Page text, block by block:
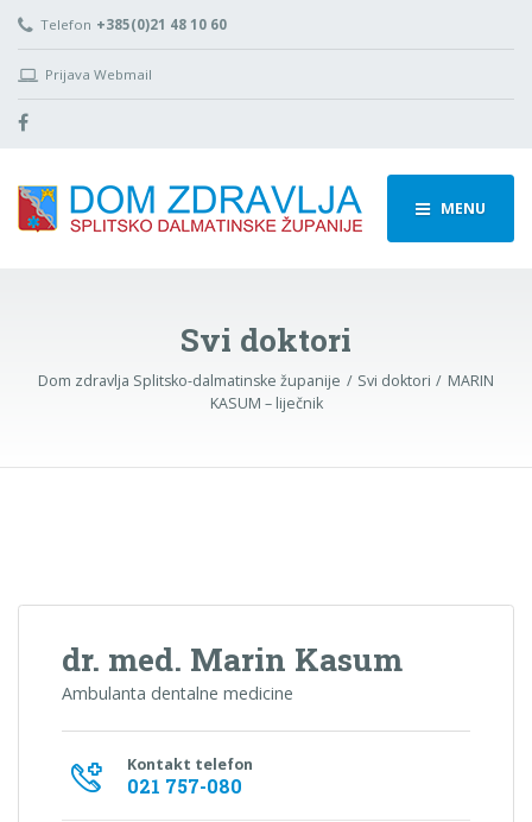
Telefon +385(0)21 48 10 60
Prijava Webmail
MENU
Svi doktori
Dom zdravlja Splitsko-dalmatinske županije Svi doktori
MARIN
KASUM – liječnik
dr. med. Marin Kasum
Ambulanta dentalne medicine
Kontakt telefon
021 757-080